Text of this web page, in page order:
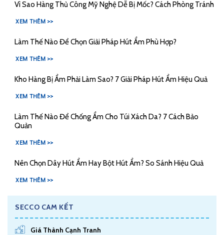
Vì Sao Hàng Thủ Công Mỹ Nghệ Dễ Bị Mốc? Cách Phòng Tránh
XEM THÊM >>
Làm Thế Nào Để Chọn Giải Pháp Hút Ẩm Phù Hợp?
XEM THÊM >>
Kho Hàng Bị Ẩm Phải Làm Sao? 7 Giải Pháp Hút Ẩm Hiệu Quả
XEM THÊM >>
Làm Thế Nào Để Chống Ẩm Cho Túi Xách Da? 7 Cách Bảo
Quản
XEM THÊM >>
Nên Chọn Dây Hút Ẩm Hay Bột Hút Ẩm? So Sánh Hiệu Quả
XEM THÊM >>
SECCO CAM KẾT
Giá Thành Cạnh Tranh